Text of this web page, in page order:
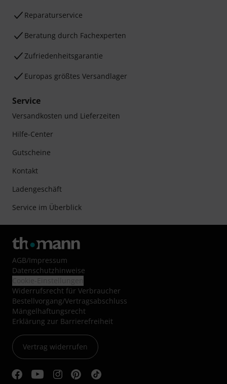
Reparaturservice
Beratung durch Fachexperten
Zufriedenheitsgarantie
Europas größtes Versandlager
Service
Versandkosten und Lieferzeiten
Hilfe-Center
Gutscheine
Kontakt
Ladengeschäft
Service im Überblick
AGB/Impressum
Datenschutzhinweise
Widerrufsrecht für Verbraucher
Bestellvorgang/Vertragsabschluss
Mängelhaftungsrecht
Erklärung zur Barrierefreiheit
Vertrag widerrufen